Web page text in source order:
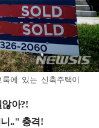
에 있는 신축주택이